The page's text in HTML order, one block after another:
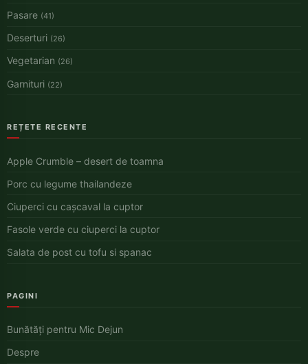
Pasare (41)
Deserturi (26)
Vegetarian (26)
Garnituri (22)
REȚETE RECENTE
Apple Crumble – desert de toamna
Porc cu legume thailandeze
Ciuperci cu cașcaval la cuptor
Fasole verde cu ciuperci la cuptor
Salata de post cu tofu si spanac
PAGINI
Bunătăți pentru Mic Dejun
Despre